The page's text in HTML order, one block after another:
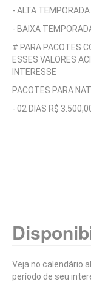
- ALTA
- BAIXA
# PARA PACOTES
ESSES VALORES
INTERESSE
PACOTES PARA
- 02 DIAS R$
Veja no calendário
período de seu